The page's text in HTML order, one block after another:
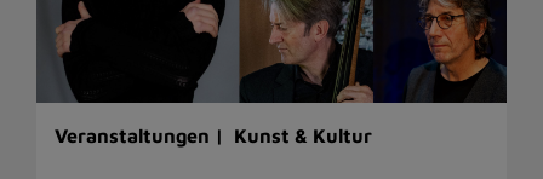
Veranstaltungen | Kunst & Kultur